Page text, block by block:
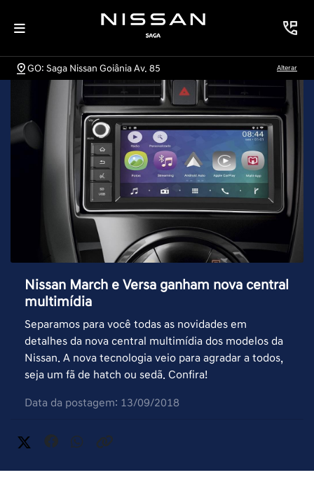
GO: Saga Nissan Goiânia Av. 85 Alterar
Nissan March e Versa ganham nova central
multimídia
Separamos para você todas as novidades em
detalhes da nova central multimídia dos modelos da
Nissan. A nova tecnologia veio para agradar a todos,
seja um fã de hatch ou sedã. Confira!
Data da postagem: 13/09/2018